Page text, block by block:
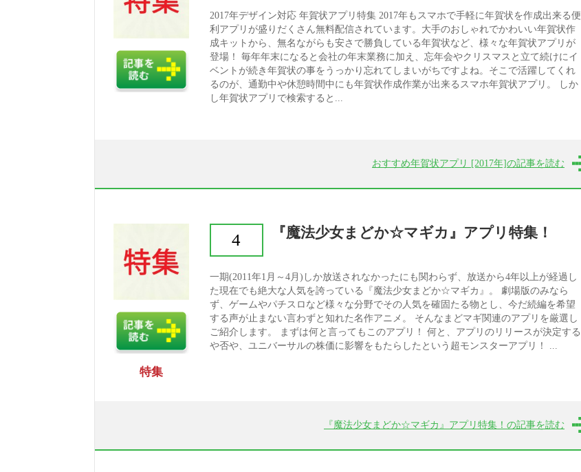
2017年デザイン対応 年賀状アプリ特集 2017年もスマホで手軽に年賀状を作成出来る便
利アプリが盛りだくさん無料配信されています。大手のおしゃれでかわいい年賀状作
成キットから、無名ながらも安さで勝負している年賀状など、様々な年賀状アプリが
登場！ 毎年年末になると会社の年末業務に加え、忘年会やクリスマスと立て続けにイ
ベントが続き年賀状の事をうっかり忘れてしまいがちですよね。そこで活躍してくれ
るのが、通勤中や休憩時間中にも年賀状作成作業が出来るスマホ年賀状アプリ。 しか
し年賀状アプリで検索すると...
おすすめ年賀状アプリ [2017年]の記事を読む
『魔法少女まどか☆マギカ』アプリ特集！
4
一期(2011年1月～4月)しか放送されなかったにも関わらず、放送から4年以上が経過し
た現在でも絶大な人気を誇っている『魔法少女まどか☆マギカ』。 劇場版のみなら
ず、ゲームやパチスロなど様々な分野でその人気を確固たる物とし、今だ続編を希望
する声が止まない言わずと知れた名作アニメ。 そんなまどマギ関連のアプリを厳選し
ご紹介します。 まずは何と言ってもこのアプリ！ 何と、アプリのリリースが決定する
や否や、ユニバーサルの株価に影響をもたらしたという超モンスターアプリ！ ...
特集
『魔法少女まどか☆マギカ』アプリ特集！の記事を読む